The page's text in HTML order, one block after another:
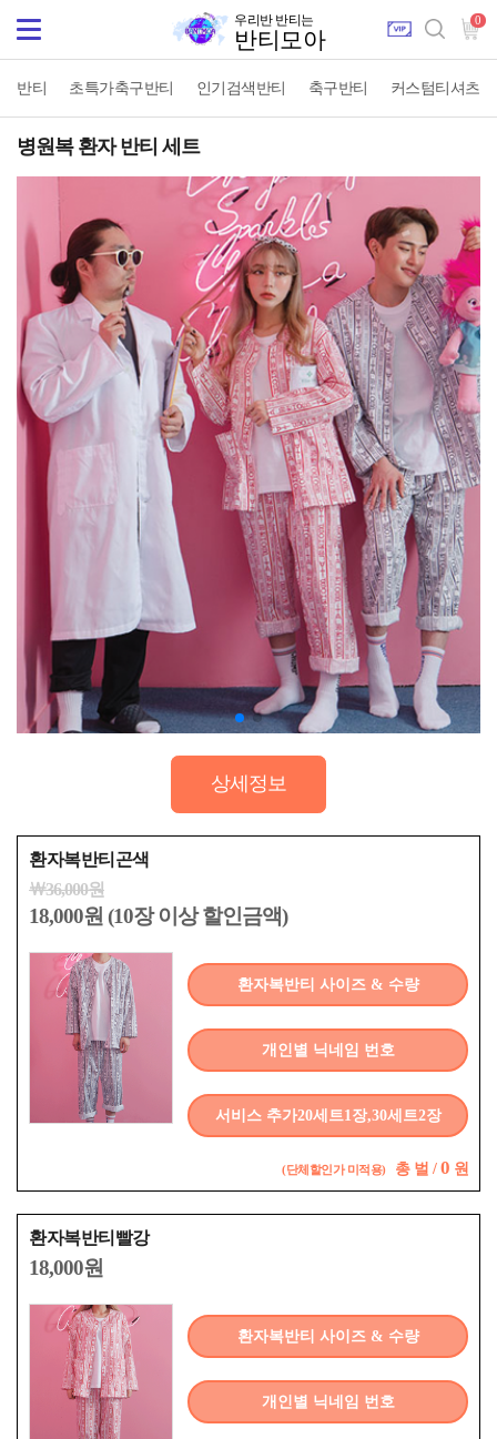
Toggle
navigation
0
우리반 반티는
반티모아
반티 초특가축구반티 인기검색반티 축구반티 커스텀티셔츠
병원복 환자 반티 세트
상세정보
환자복반티곤색
￦36,000원
18,000원 (10장 이상 할인금액)
환자복반티 사이즈 & 수량
개인별 닉네임 번호
서비스 추가20세트1장,30세트2장
(단체할인가 미적용) 총 벌 / 0 원
환자복반티빨강
18,000원
환자복반티 사이즈 & 수량
개인별 닉네임 번호